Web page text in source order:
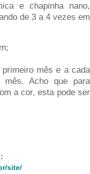
e chapinha nano,
de 3 a 4 vezes em
mês e a cada
Acho que para
a cor, esta pode ser
site/